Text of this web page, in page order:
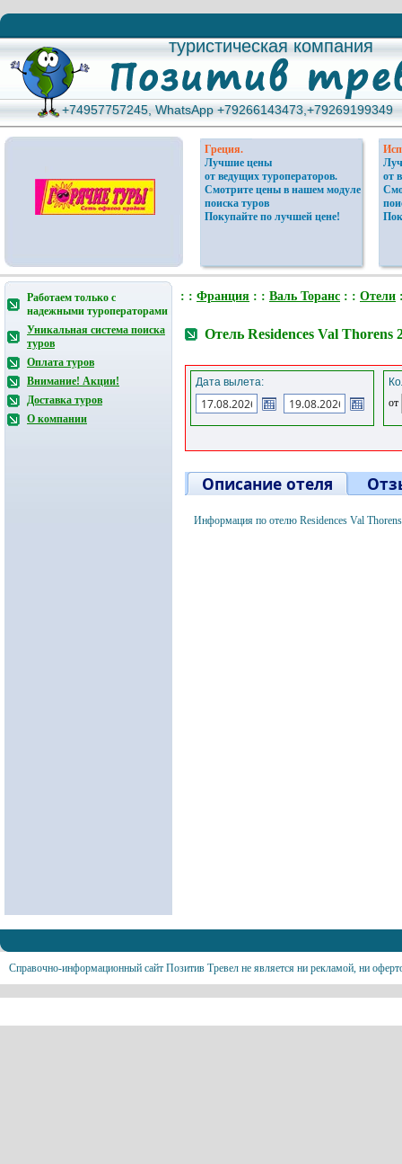
туристическая компания
туристическая компания
+74957757245, WhatsApp +79266143473,+79269199349
+74957757245, WhatsApp +79266143473,+79269199349
Греция.
Лучшие цены
от ведущих туроператоров.
Смотрите цены в нашем модуле
поиска туров
Покупайте по лучшей цене!
от
Работаем только с
надежными туроператорами
Уникальная система поиска
туров
Оплата туров
Внимание! Акции!
Доставка туров
О компании
: : Франция : : Валь Торанс : : Отели
Отель Residences Val
Дата вылета:
от
Описание отеля
Информация по отелю Residences Val
Справочно-информационный сайт Позитив Тревел не является ни рекламой, ни